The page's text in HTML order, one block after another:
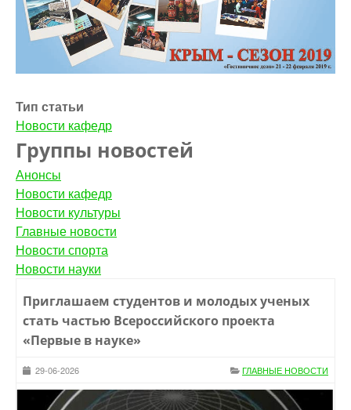
Тип статьи
Новости кафедр
Группы новостей
Анонсы
Новости кафедр
Новости культуры
Главные новости
Новости спорта
Новости науки
Приглашаем студентов и молодых ученых
стать частью Всероссийского проекта
«Первые в науке»
29-06-2026 ГЛАВНЫЕ НОВОСТИ